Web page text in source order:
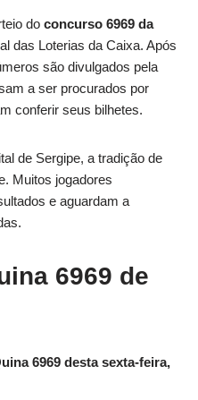
do concurso 6969 da
das Loterias da Caixa. Após
são divulgados pela
a ser procurados por
conferir seus bilhetes.
de Sergipe, a tradição de
Muitos jogadores
e aguardam a
6969 de
6969 desta sexta-feira,